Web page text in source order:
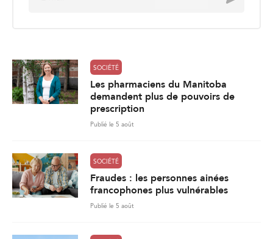
SOCIÉTÉ
Les pharmaciens du Manitoba
demandent plus de pouvoirs de
prescription
Publié le 5 août
SOCIÉTÉ
Fraudes : les personnes ainées
francophones plus vulnérables
Publié le 5 août